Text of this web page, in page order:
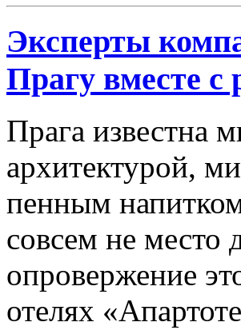
Эксперты
Прагу вместе с
Прага известна
архитектурой,
пенным
совсем не место
опровержение
отелях